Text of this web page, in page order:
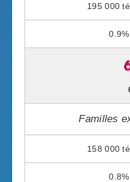
195 000
0.9%
Familles
158 000
0.8%